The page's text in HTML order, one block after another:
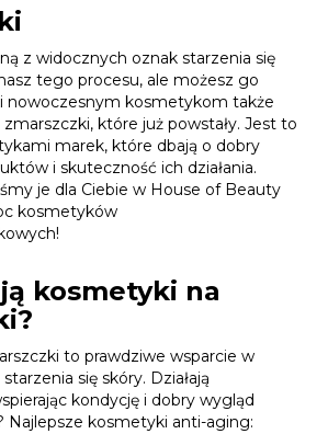
z widocznych oznak starzenia się
tego procesu, ale możesz go
nowoczesnym kosmetykom także
które już powstały. Jest to
marek, które dbają o dobry
i skuteczność ich działania.
je dla Ciebie w House of Beauty
kosmetyków
kosmetyki na
to prawdziwe wsparcie w
się skóry. Działają
kondycję i dobry wygląd
Najlepsze kosmetyki anti-aging: